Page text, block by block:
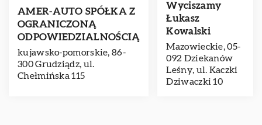
AMER-AUTO SPÓŁKA Z
OGRANICZONĄ
ODPOWIEDZIALNOŚCIĄ
kujawsko-pomorskie, 86-
300 Grudziądz, ul.
Chełmińska 115
Wyciszamy
Łukasz
Kowalski
Mazowieckie, 05-
092 Dziekanów
Leśny, ul. Kaczki
Dziwaczki 10